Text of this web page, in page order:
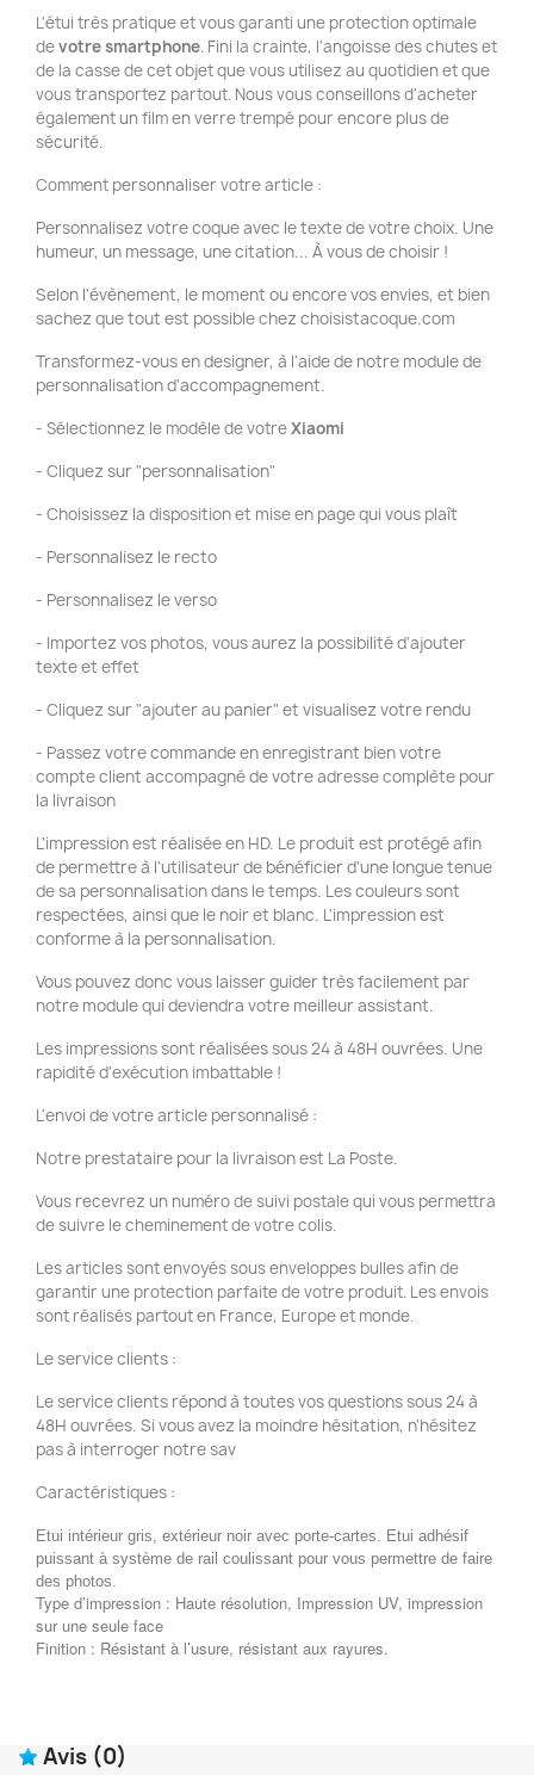
L'étui très pratique et vous garanti une protection optimale
devotre smartphone. Fini la crainte, l'angoisse des chutes et
de la casse de cet objet que vous utilisez au quotidien et que
vous transportez partout. Nous vous conseillons d'acheter
également un film en verre trempé pour encore plus de
sécurité.
Comment personnaliser votre article :
Personnalisez votre coque avec le texte de votre choix. Une
humeur, un message, une citation... À vous de choisir !
Selon l'évènement, le moment ou encore vos envies, et bien
sachez que tout est possible chez choisistacoque.com
Transformez-vous en designer, à l'aide de notre module de
personnalisation d'accompagnement.
- Sélectionnez le modèle de votreXiaomi
- Cliquez sur "personnalisation"
- Choisissez la disposition et mise en page qui vous plaît
- Personnalisez le recto
- Personnalisez le verso
- Importez vos photos, vous aurez la possibilité d'ajouter
texte et effet
- Cliquez sur "ajouter au panier" et visualisez votre rendu
- Passez votre commande en enregistrant bien votre
compte client accompagné de votre adresse complète pour
la livraison
L'impression est réalisée en HD. Le produit est protégé afin
de permettre à l'utilisateur de bénéficier d'une longue tenue
de sa personnalisation dans le temps. Les couleurs sont
respectées, ainsi que le noir et blanc. L'impression est
conforme à la personnalisation.
Vous pouvez donc vous laisser guider très facilement par
notre module qui deviendra votre meilleur assistant.
Les impressions sont réalisées sous 24 à 48H ouvrées. Une
rapidité d'exécution imbattable !
L'envoi de votre article personnalisé :
Notre prestataire pour la livraison est La Poste.
Vous recevrez un numéro de suivi postale qui vous permettra
de suivre le cheminement de votre colis.
Les articles sont envoyés sous enveloppes bulles afin de
garantir une protection parfaite de votre produit. Les envois
sont réalisés partout en France, Europe et monde.
Le service clients :
Le service clients répond à toutes vos questions sous 24 à
48H ouvrées. Si vous avez la moindre hésitation, n'hésitez
pas à interroger notre sav
Caractéristiques :
Etui intérieur gris, extérieur noir avec porte-cartes. Etui adhésif
puissant à système de rail coulissant pour vous permettre de faire
des photos.
Type d’impression : Haute résolution, Impression UV, impression
sur une seule face
Finition : Résistant à l’usure, résistant aux rayures.
Avis (0)